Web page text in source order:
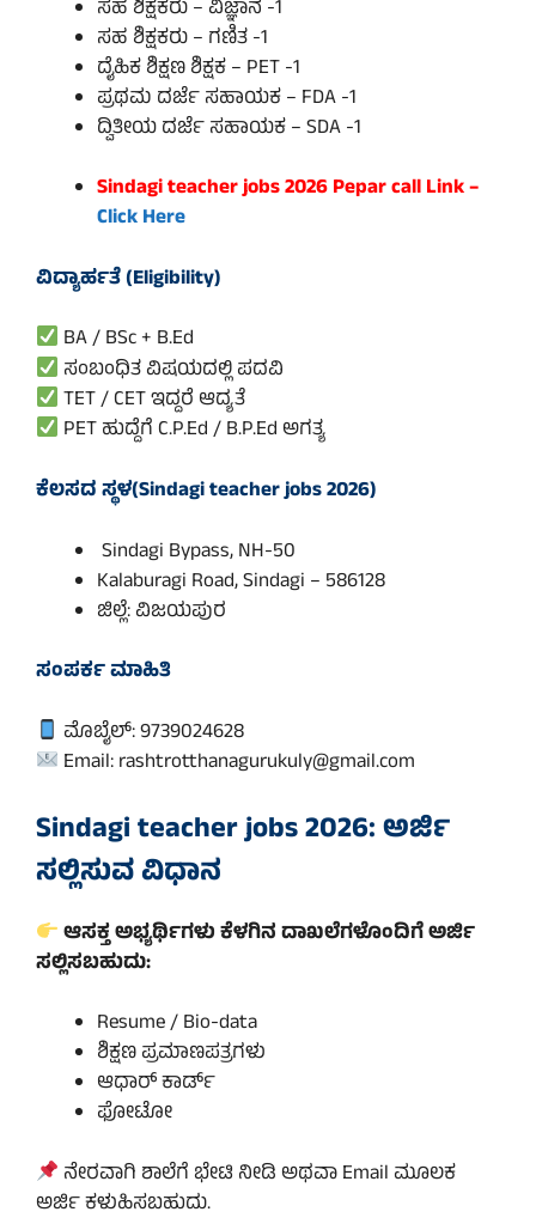
ಸಹ ಶಿಕ್ಷಕರು – ವಿಜ್ಞಾನ -1
ಸಹ ಶಿಕ್ಷಕರು – ಗಣಿತ -1
ದೈಹಿಕ ಶಿಕ್ಷಣ ಶಿಕ್ಷಕ – PET -1
ಪ್ರಥಮ ದರ್ಜೆ ಸಹಾಯಕ – FDA -1
ದ್ವಿತೀಯ ದರ್ಜೆ ಸಹಾಯಕ – SDA -1
Sindagi teacher jobs 2026 Pepar call Link –
Click Here
ವಿದ್ಯಾರ್ಹತೆ (Eligibility)
BA / BSc + B.Ed
ಸಂಬಂಧಿತ ವಿಷಯದಲ್ಲಿ ಪದವಿ
TET / CET ಇದ್ದರೆ ಆದ್ಯತೆ
PET ಹುದ್ದೆಗೆ C.P.Ed / B.P.Ed ಅಗತ್ಯ
ಕೆಲಸದ ಸ್ಥಳ(Sindagi teacher jobs 2026)
Sindagi Bypass, NH-50
Kalaburagi Road, Sindagi – 586128
ಜಿಲ್ಲೆ: ವಿಜಯಪುರ
ಸಂಪರ್ಕ ಮಾಹಿತಿ
ಮೊಬೈಲ್: 9739024628
Email: rashtrotthanagurukuly@gmail.com
Sindagi teacher jobs 2026: ಅರ್ಜಿ
ಸಲ್ಲಿಸುವ ವಿಧಾನ
ಆಸಕ್ತ ಅಭ್ಯರ್ಥಿಗಳು ಕೆಳಗಿನ ದಾಖಲೆಗಳೊಂದಿಗೆ ಅರ್ಜಿ
ಸಲ್ಲಿಸಬಹುದು:
Resume / Bio-data
ಶಿಕ್ಷಣ ಪ್ರಮಾಣಪತ್ರಗಳು
ಆಧಾರ್ ಕಾರ್ಡ್
ಫೋಟೋ
ನೇರವಾಗಿ ಶಾಲೆಗೆ ಭೇಟಿ ನೀಡಿ ಅಥವಾ Email ಮೂಲಕ
ಅರ್ಜಿ ಕಳುಹಿಸಬಹುದು.